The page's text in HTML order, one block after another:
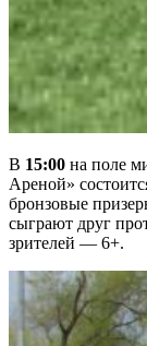
В 15:00 на поле
Ареной»
бронзовые
сыграют друг
зрителей — 6+.